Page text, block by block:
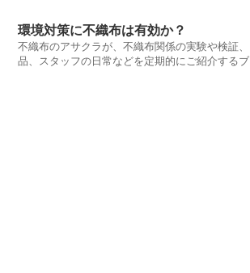
環境対策に不織布は有効か？
不織布のアサクラが、不織布関係の実験や検証
品、スタッフの日常などを定期的にご紹介する